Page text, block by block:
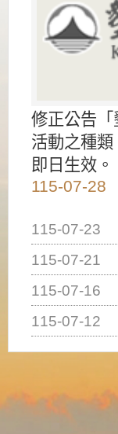
修正公告
活動之種
即日生效。
115-07-28
115-07-23
115-07-21
115-07-16
115-07-12